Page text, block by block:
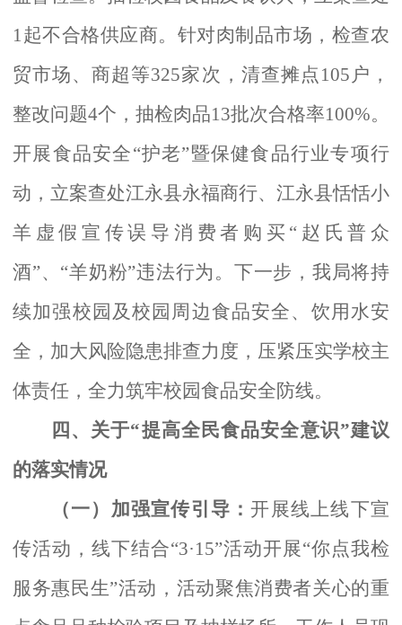
1起不合格供应商。针对肉制品市场，检查农
贸市场、商超等325家次，清查摊点105户，
整改问题4个，抽检肉品13批次合格率100%。
开展食品安全“护老”暨保健食品行业专项行
动，立案查处江永县永福商行、江永县恬恬小
羊虚假宣传误导消费者购买 “赵氏普众
酒”、“羊奶粉”违法行为。下一步， 我局将持
续加强校园及校园周边食品安全、饮用水安
全，加大风险隐患排查力度，压紧压实学校主
体责任，全力筑牢校园食品安全防线。
四、关于“提高全民食品安全意识”建议
的落实情况
（一）加强宣传引导：开展线上线下宣
传活动，线下结合“3·15”活动开展“你点我检
服务惠民生”活动，活动聚焦消费者关心的重